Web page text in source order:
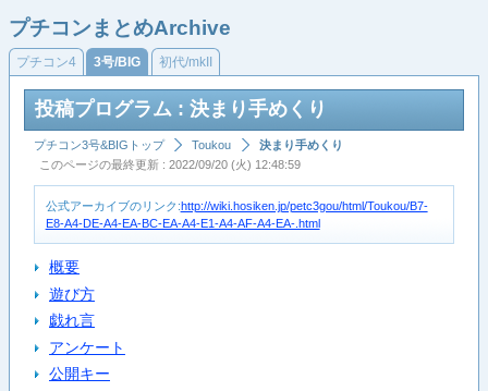
プチコンまとめArchive
プチコン4 3号/BIG 初代/mkII
投稿プログラム : 決まり手めくり
プチコン3号&BIGトップ Toukou
決まり手めくり
このページの最終更新 : 2022/09/20 (火) 12:48:59
公式アーカイブのリンク:http://wiki.hosiken.jp/petc3gou/html/Toukou/B7-
E8-A4-DE-A4-EA-BC-EA-A4-E1-A4-AF-A4-EA-.html
概要
遊び方
戯れ言
アンケート
公開キー